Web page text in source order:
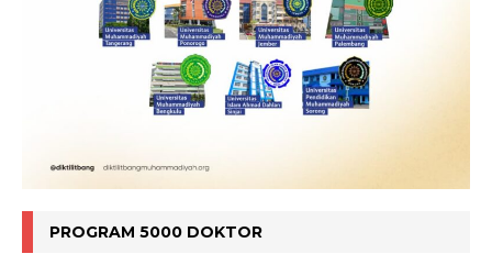
PROGRAM 5000 DOKTOR